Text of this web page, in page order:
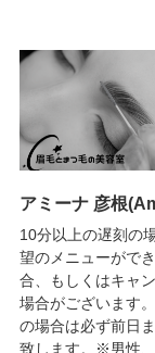
アミーナ 彦根
10分以上の遅刻の
望のメニューがで
合、もしくはキャ
場合がございます
の場合は必ず前日
致します。※男性